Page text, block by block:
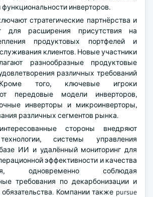
инверторов.
стратегические партнёрства и
для расширения присутствия на
продуктовых портфелей и
клиентов. Новые участники
разнообразные продуктовые
различных требований
того, ключевые игроки
передовые модели инверторов,
инверторы и микроинверторы,
различных сегментов рынка.
стороны внедряют
системы управления
ИИ и удалённый мониторинг для
эффективности и качества
одновременно соблюдая
требования по декарбонизации и
Компании также pursue